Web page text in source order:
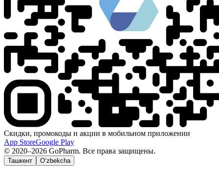
Скидки, промокоды и акции в мобильном приложении
App StoreGoogle Play
© 2020–2026 GoPharm. Все права защищены.
Ташкент O‘zbekcha